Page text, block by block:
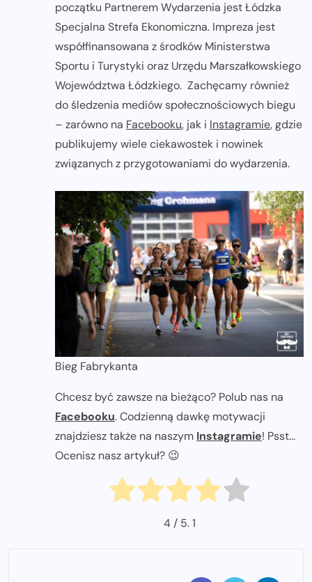
początku Partnerem Wydarzenia jest Łódzka
Specjalna Strefa Ekonomiczna. Impreza jest
współfinansowana z środków Ministerstwa
Sportu i Turystyki oraz Urzędu Marszałkowskiego
Województwa Łódzkiego. Zachęcamy również
do śledzenia mediów społecznościowych biegu
– zarówno na Facebooku, jak i Instagramie, gdzie
publikujemy wiele ciekawostek i nowinek
związanych z przygotowaniami do wydarzenia.
Bieg Fabrykanta
Chcesz być zawsze na bieżąco? Polub nas na
Facebooku. Codzienną dawkę motywacji
znajdziesz także na naszym Instagramie! Psst...
Ocenisz nasz artykuł? 😉
4/ 5.1